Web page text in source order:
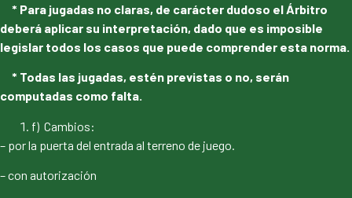
* Para jugadas no claras, de carácter dudoso el Árbitro
deberá aplicar su interpretación, dado que es imposible
legislar todos los casos que puede comprender esta norma.
* Todas las jugadas, estén previstas o no, serán
computadas como falta.
f) Cambios:
– por la puerta del entrada al terreno de juego.
– con autorización